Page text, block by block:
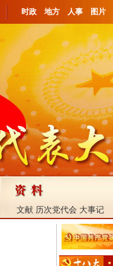
时政 地方 人事 图片
文献 历次党代会 大事记